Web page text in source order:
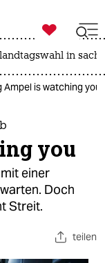

taz zahl ich
landtagswahl in
is watching you
you
einer
Doch
Streit.
teilen